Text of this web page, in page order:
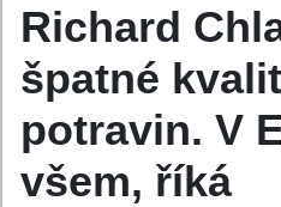
Richard
špatné
potravin. V
všem, říká